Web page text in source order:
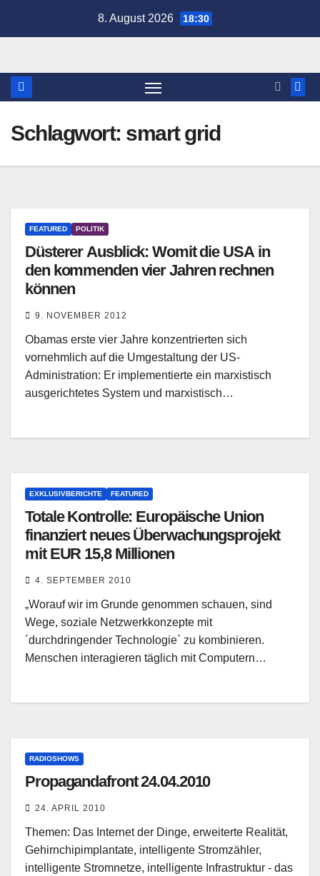
8. August 2026 18:30
Schlagwort: smart grid
FEATURED POLITIK
Düsterer Ausblick: Womit die USA in
den kommenden vier Jahren rechnen
können
9. NOVEMBER 2012
Obamas erste vier Jahre konzentrierten sich
vornehmlich auf die Umgestaltung der US-
Administration: Er implementierte ein marxistisch
ausgerichtetes System und marxistisch…
EXKLUSIVBERICHTE FEATURED
Totale Kontrolle: Europäische Union
finanziert neues Überwachungsprojekt
mit EUR 15,8 Millionen
4. SEPTEMBER 2010
„Worauf wir im Grunde genommen schauen, sind
Wege, soziale Netzwerkkonzepte mit
´durchdringender Technologie` zu kombinieren.
Menschen interagieren täglich mit Computern…
RADIOSHOWS
Propagandafront 24.04.2010
24. APRIL 2010
Themen: Das Internet der Dinge, erweiterte Realität,
Gehirnchipimplantate, intelligente Stromzähler,
intelligente Stromnetze, intelligente Infrastruktur - das